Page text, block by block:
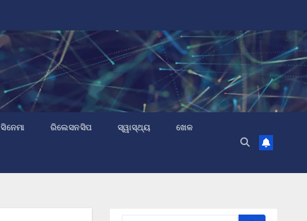
ସିନେମା ରିଲେସନସିପ ସ୍ୱାସ୍ଥ୍ୟ ଖେଳ